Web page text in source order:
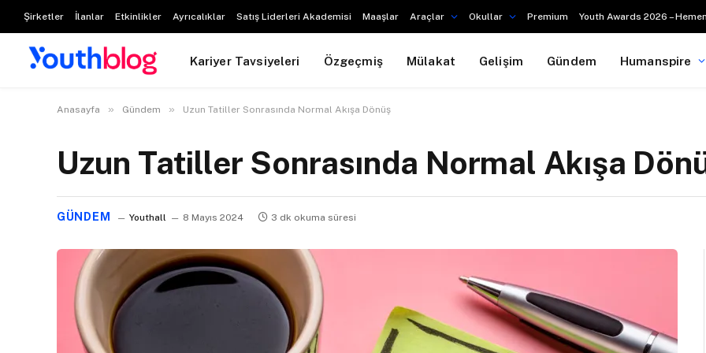
Şirketler İlanlar Etkinlikler Ayrıcalıklar Satış Liderleri Akademisi Maaşlar Araçlar Okullar Premium Youth Awards 2026 –
Kariyer Tavsiyeleri Özgeçmiş Mülakat Gelişim Gündem Humanspire
Anasayfa » Gündem » Uzun Tatiller Sonrasında Normal Akışa Dönüş
Uzun Tatiller Sonrasında Normal Akışa
GÜNDEM Youthall 8 Mayıs 2024 3 dk okuma süresi